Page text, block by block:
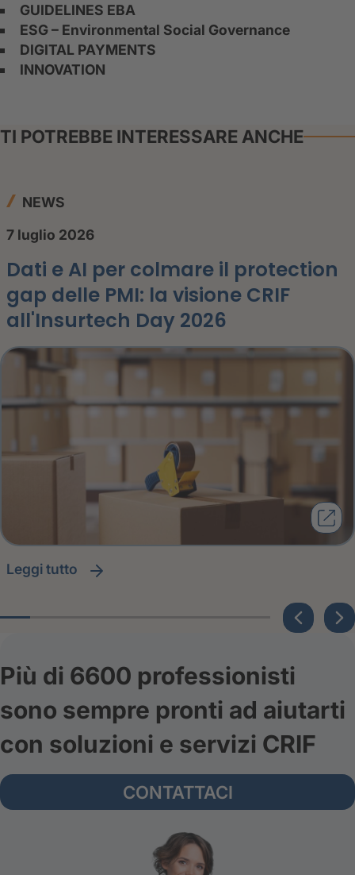
GUIDELINES EBA
ESG – Environmental Social Governance
DIGITAL PAYMENTS
INNOVATION
TI POTREBBE INTERESSARE ANCHE
NEWS
7 luglio 2026
Dati e AI per colmare il protection
gap delle PMI: la visione CRIF
all'Insurtech Day 2026
leggi tutto
Più di 6600 professionisti
sono sempre pronti ad aiutarti
con soluzioni e servizi CRIF
CONTATTACI